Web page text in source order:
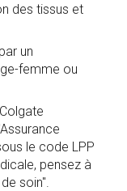
des tissus et
un
femme ou
le code LPP
pensez à
soin".